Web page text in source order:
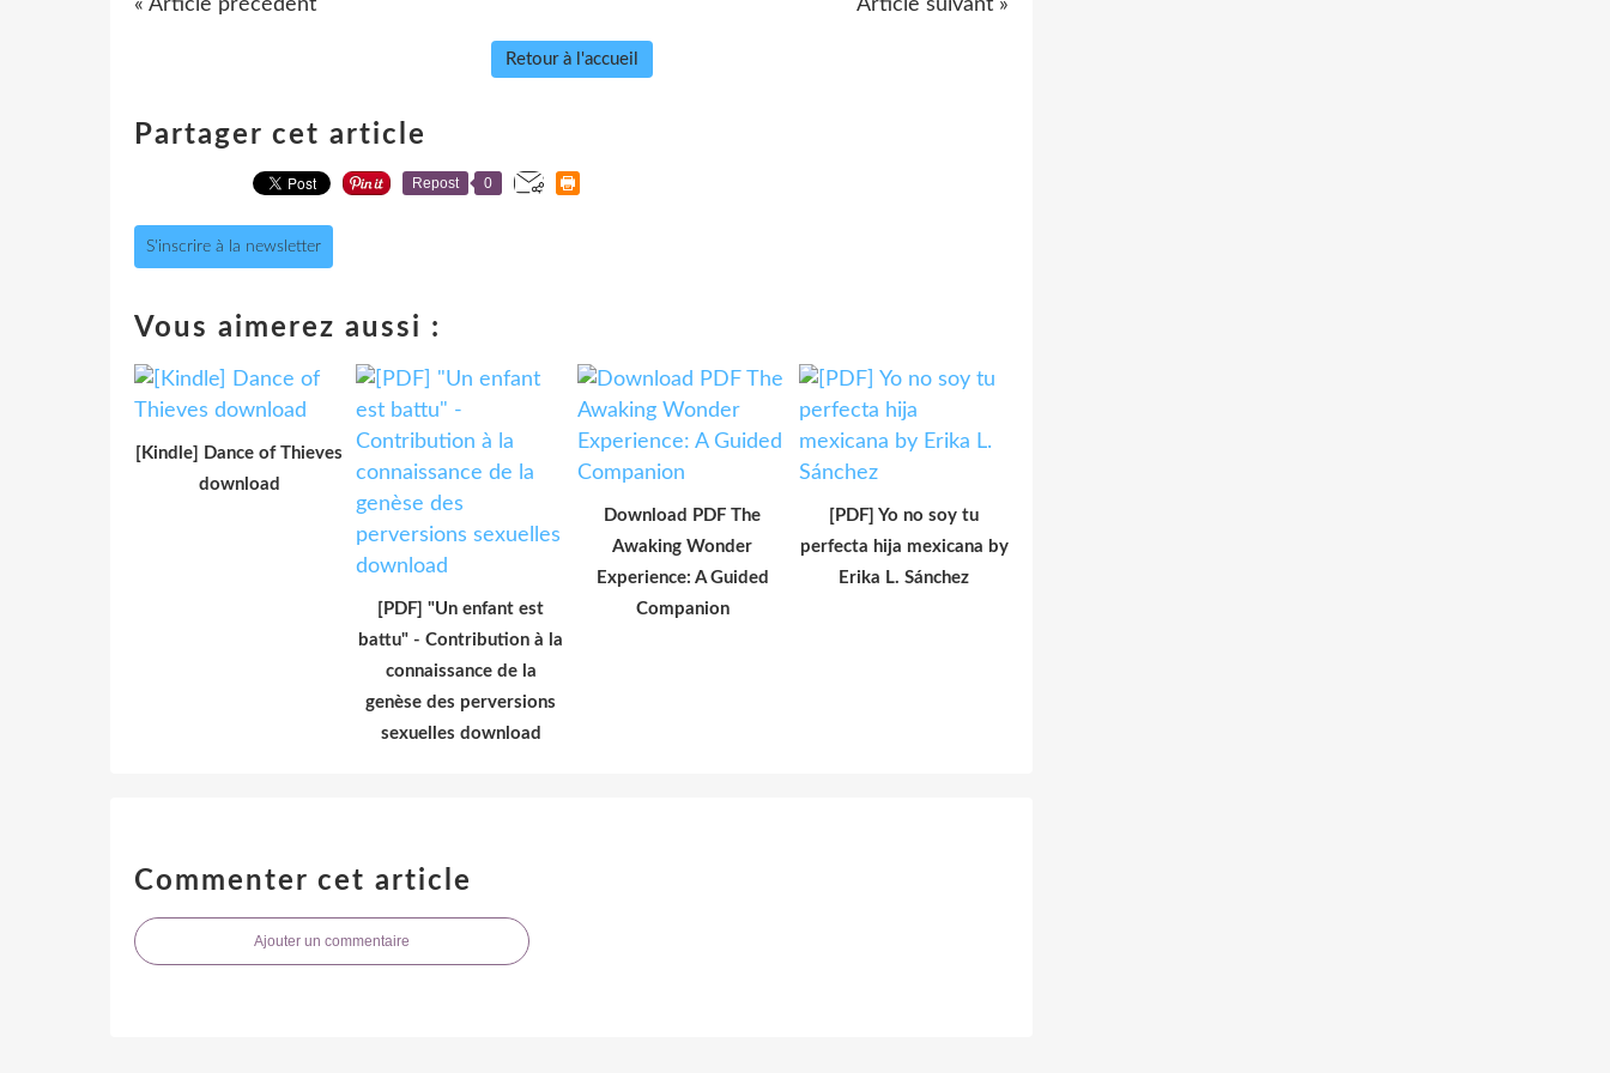
Retour à l'accueil
Partager cet article
Repost 0
S'inscrire à la newsletter
Vous aimerez aussi :
[Kindle] Dance of Thieves
download
[PDF] "Un enfant est
battu" - Contribution à la
connaissance de la
genèse des perversions
sexuelles download
Download PDF The
Awaking Wonder
Experience: A Guided
Companion
[PDF] Yo no soy tu
perfecta hija mexicana by
Erika L. Sánchez
Commenter cet article
Ajouter un commentaire